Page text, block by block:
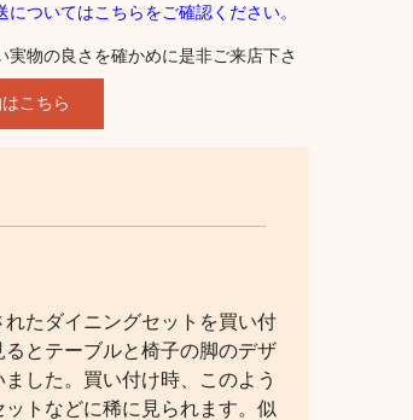
ついてはこちらをご確認ください。
物の良さを確かめに是非ご来店下さ
こちら
たダイニングセットを買い付
とテーブルと椅子の脚のデザ
した。買い付け時、このよう
トなどに稀に見られます。似